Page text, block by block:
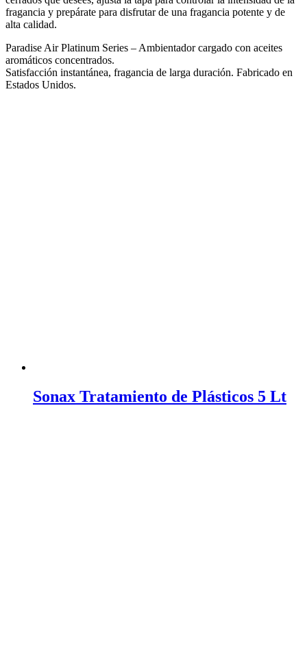
fragancia y prepárate para disfrutar de una fragancia potente y de
alta calidad.
Paradise Air Platinum Series – Ambientador cargado con aceites
aromáticos concentrados.
Satisfacción instantánea, fragancia de larga duración. Fabricado en
Estados Unidos.
Sonax Tratamiento de Plásticos 5 Lt